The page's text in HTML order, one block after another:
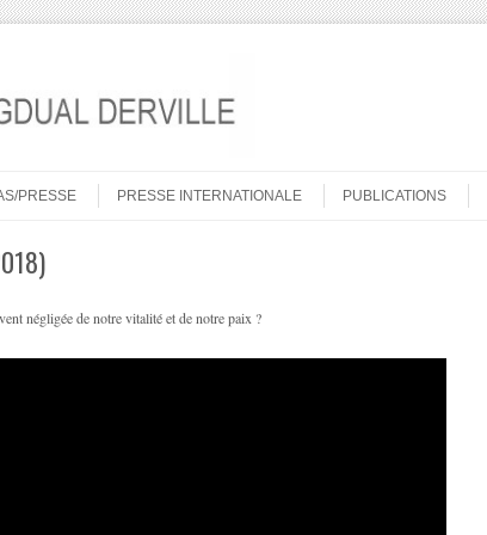
PRESSE PRESSE INTERNATIONALE PUBLICATIONS
négligée de notre vitalité et de notre paix ?